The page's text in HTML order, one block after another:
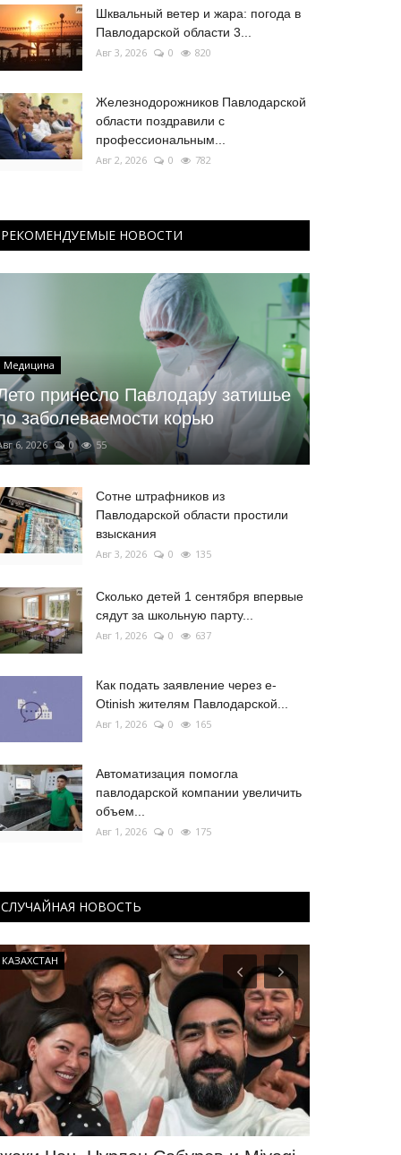
Шквальный ветер и жара: погода в
Павлодарской области 3...
Авг 3, 2026 0 820
Железнодорожников Павлодарской
области поздравили с
профессиональным...
Авг 2, 2026 0 782
РЕКОМЕНДУЕМЫЕ НОВОСТИ
Медицина
принесло Павлодару затишье
заболеваемости корью
6, 2026 0 55
Сотне штрафников из
Павлодарской области простили
взыскания
Авг 3, 2026 0 135
Сколько детей 1 сентября впервые
сядут за школьную парту...
Авг 1, 2026 0 637
Как подать заявление через e-
Otinish жителям Павлодарской...
Авг 1, 2026 0 165
Автоматизация помогла
павлодарской компании увеличить
объем...
Авг 1, 2026 0 175
СЛУЧАЙНАЯ НОВОСТЬ
КАЗАХСТАН